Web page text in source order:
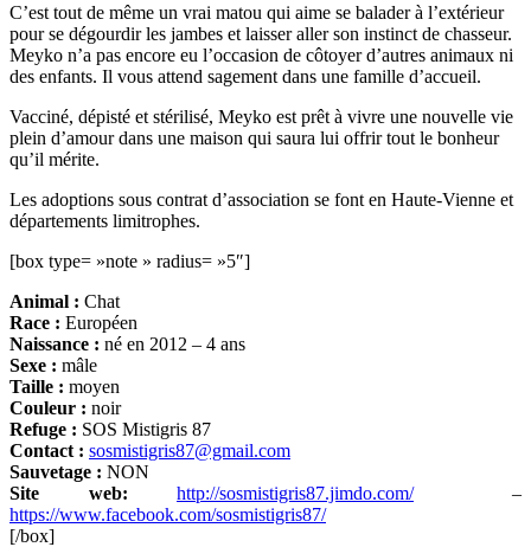
C’est tout de même un vrai matou qui aime se balader à l’extérieur
pour se dégourdir les jambes et laisser aller son instinct de chasseur.
Meyko n’a pas encore eu l’occasion de côtoyer d’autres animaux ni
des enfants. Il vous attend sagement dans une famille d’accueil.
Vacciné, dépisté et stérilisé, Meyko est prêt à vivre une nouvelle vie
plein d’amour dans une maison qui saura lui offrir tout le bonheur
qu’il mérite.
Les adoptions sous contrat d’association se font en Haute-Vienne et
départements limitrophes.
[box type= »note » radius= »5″]
Animal : Chat
Race : Européen
Naissance : né en 2012 – 4 ans
Sexe : mâle
Taille : moyen
Couleur : noir
Refuge : SOS Mistigris 87
Contact : sosmistigris87@gmail.com
Sauvetage : NON
Site web:
http://sosmistigris87.jimdo.com/–
https://www.facebook.com/sosmistigris87/
[/box]